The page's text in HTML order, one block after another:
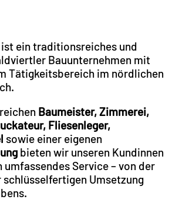
ist ein traditionsreiches und
Bauunternehmen mit
Tätigkeitsbereich im nördlichen
Baumeister, Zimmerei,
Fliesenleger,
sowie einer eigenen
bieten wir unseren Kundinnen
umfassendes Service – von der
schlüsselfertigen Umsetzung